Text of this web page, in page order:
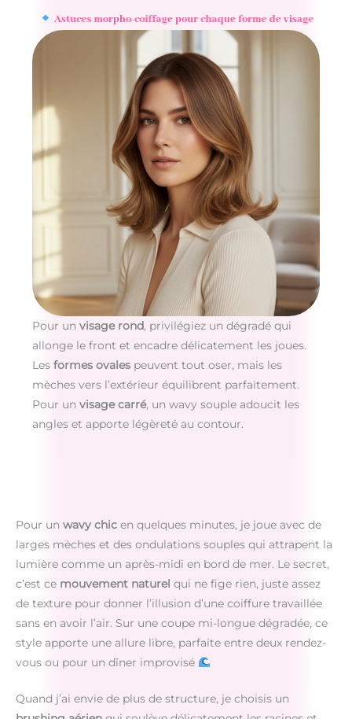
Astuces morpho-coiffage pour chaque forme de visage
Pour un visage rond, privilégiez un dégradé qui
allonge le front et encadre délicatement les joues.
Les formes ovalespeuvent tout oser, mais les
mèches vers l’extérieur équilibrent parfaitement.
Pour un visage carré, un wavy souple adoucit les
angles et apporte légèreté au contour.
Pour un wavy chic en quelques minutes, je joue avec de
larges mèches et des ondulations souples qui attrapent la
lumière comme un après-midi en bord de mer. Le secret,
c’est ce mouvement naturel qui ne fige rien, juste assez
de texture pour donner l’illusion d’une coiffure travaillée
sans en avoir l’air. Sur une coupe mi-longue dégradée, ce
style apporte une allure libre, parfaite entre deux rendez-
vous ou pour un dîner improvisé
Quand j’ai envie de plus de structure, je choisis un